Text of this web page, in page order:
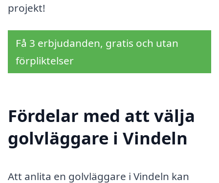
projekt!
Få 3 erbjudanden, gratis och utan
förpliktelser
Fördelar med att välja
golvläggare i Vindeln
Att anlita en golvläggare i Vindeln kan